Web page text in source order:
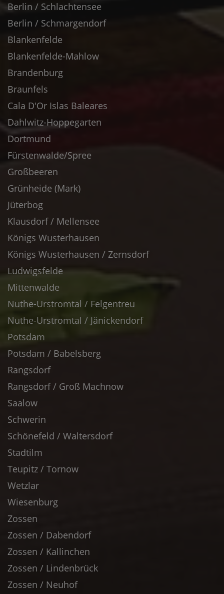
Berlin / Schlachtensee
Berlin / Schmargendorf
Blankenfelde
Blankenfelde-Mahlow
Brandenburg
Braunfels
Cala D'Or Islas Baleares
Dahlwitz-Hoppegarten
Dortmund
Fürstenwalde/Spree
Großbeeren
Grünheide (Mark)
Jüterbog
Klausdorf / Mellensee
Königs Wusterhausen
Königs Wusterhausen / Zernsdorf
Ludwigsfelde
Mittenwalde
Nuthe-Urstromtal / Felgentreu
Nuthe-Urstromtal / Jänickendorf
Potsdam
Potsdam / Babelsberg
Rangsdorf
Rangsdorf / Groß Machnow
Saalow
Schwerin
Schönefeld / Waltersdorf
Stadtilm
Teupitz / Tornow
Wetzlar
Wiesenburg
Zossen
Zossen / Dabendorf
Zossen / Kallinchen
Zossen / Lindenbrück
Zossen / Neuhof